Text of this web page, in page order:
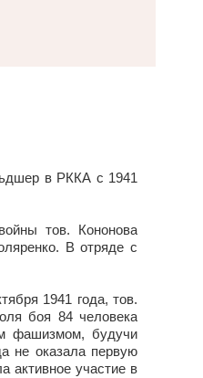
в РККА с 1941
тов. Кононова
В отряде с
1941 года, тов.
боя 84 человека
фашизмом, будучи
не оказала первую
активное участие в